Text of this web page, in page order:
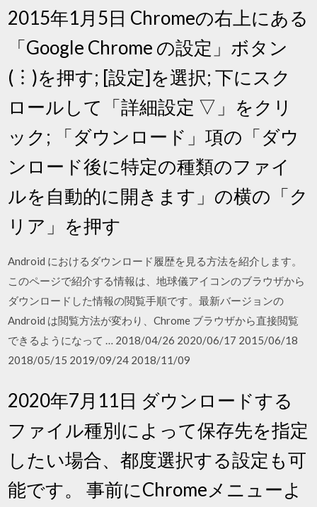
2015年1月5日 Chromeの右上にある
「Google Chrome の設定」ボタン
(︙)を押す; [設定]を選択; 下にスク
ロールして「詳細設定 ▽」をクリ
ック; 「ダウンロード」項の「ダウ
ンロード後に特定の種類のファイ
ルを自動的に開きます」の横の「ク
リア」を押す
Android におけるダウンロード履歴を見る方法を紹介します。
このページで紹介する情報は、地球儀アイコンのブラウザから
ダウンロードした情報の閲覧手順です。最新バージョンの
Android は閲覧方法が変わり、Chrome ブラウザから直接閲覧
できるようになって … 2018/04/26 2020/06/17 2015/06/18
2018/05/15 2019/09/24 2018/11/09
2020年7月11日 ダウンロードする
ファイル種別によって保存先を指定
したい場合、都度選択する設定も可
能です。 事前にChromeメニューよ